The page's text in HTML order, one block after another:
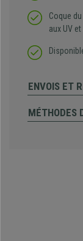
Coque
aux UV
ENVOIS ET
MÉTHODES